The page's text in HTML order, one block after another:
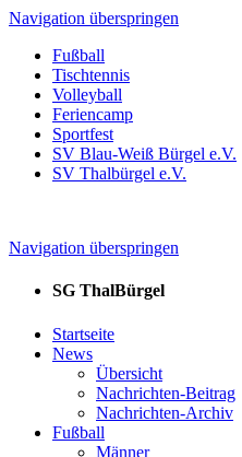
Navigation überspringen
Fußball
Tischtennis
Volleyball
Feriencamp
Sportfest
SV Blau-Weiß Bürgel e.V.
SV Thalbürgel e.V.
Navigation überspringen
SG ThalBürgel
Startseite
News
Übersicht
Nachrichten-Beitrag
Nachrichten-Archiv
Fußball
Männer